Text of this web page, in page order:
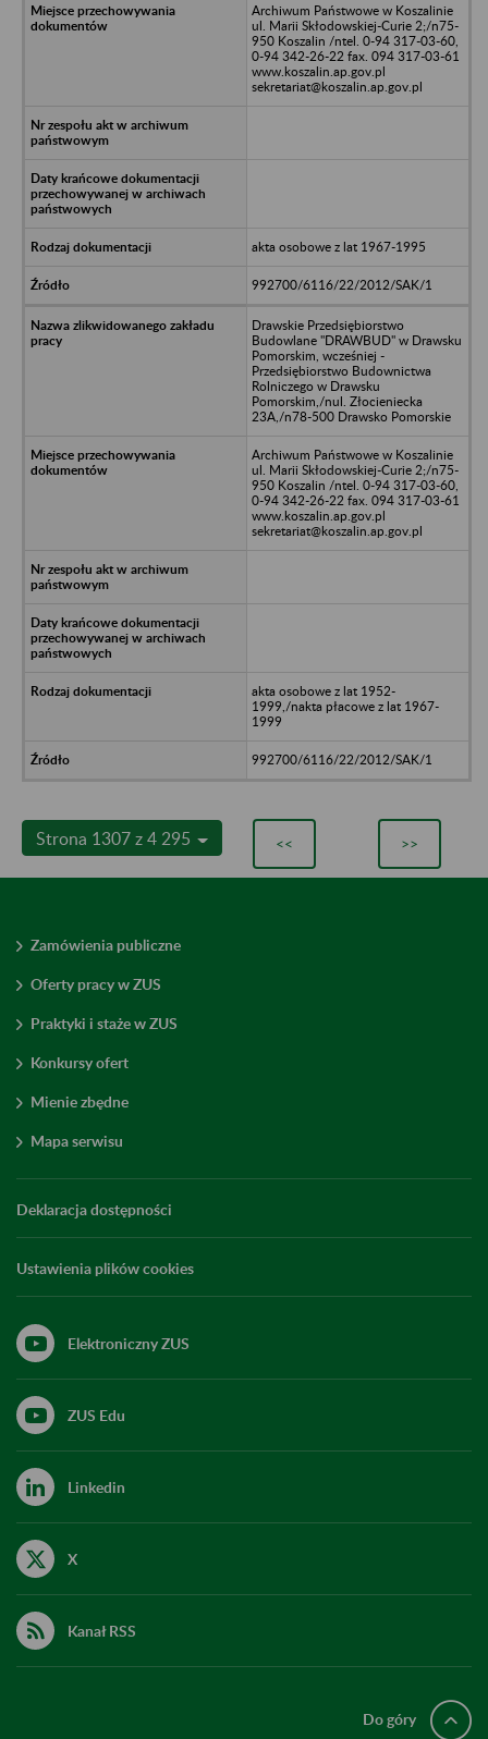
Archiwum Państwowe w Koszalinie
ul. Marii Skłodowskiej-Curie 2;/n75-
950 Koszalin /ntel. 0-94 317-03-60,
0-94 342-26-22 fax. 094 317-03-61
www.koszalin.ap.gov.pl
sekretariat@koszalin.ap.gov.pl
akta osobowe z lat 1967-1995
992700/6116/22/2012/SAK/1
Drawskie Przedsiębiorstwo
Budowlane "DRAWBUD" w Drawsku
Pomorskim, wcześniej -
Przedsiębiorstwo Budownictwa
Rolniczego w Drawsku
Pomorskim,/nul. Złocieniecka
23A,/n78-500 Drawsko Pomorskie
Archiwum Państwowe w Koszalinie
ul. Marii Skłodowskiej-Curie 2;/n75-
950 Koszalin /ntel. 0-94 317-03-60,
0-94 342-26-22 fax. 094 317-03-61
www.koszalin.ap.gov.pl
sekretariat@koszalin.ap.gov.pl
akta osobowe z lat 1952-
1999,/nakta płacowe z lat 1967-
1999
992700/6116/22/2012/SAK/1
Strona 1307 z 4 295 << >>
Zamówienia publiczne
Oferty pracy w ZUS
Praktyki i staże w ZUS
Konkursy ofert
Mienie zbędne
Mapa serwisu
Deklaracja dostępności
Ustawienia plików cookies
Elektroniczny ZUS
ZUS Edu
Linkedin
X
Kanał RSS
Do góry